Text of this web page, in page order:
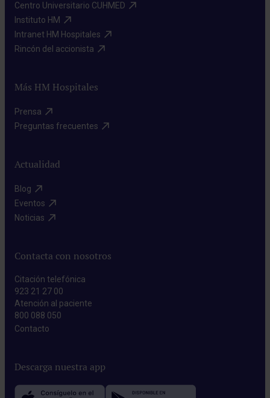
Centro Universitario CUHMED​
Instituto HM​
Intranet HM Hospitales​
Rincón del accionista​
Más HM Hospitales
Prensa​
Preguntas frecuentes​
Actualidad
Blog​
Eventos​
Noticias​
Contacta con nosotros
Citación telefónica
923 21 27 00
Atención al paciente
800 088 050
Contacto​
Descarga nuestra app